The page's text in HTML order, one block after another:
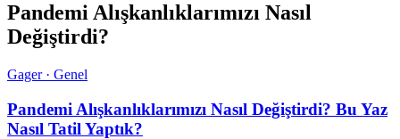
Pandemi Alışkanlıklarımızı Nasıl
Değiştirdi?
Gager · Genel
Pandemi Alışkanlıklarımızı Nasıl Değiştirdi? Bu Yaz
Nasıl Tatil Yaptık?